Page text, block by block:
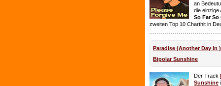
an
die einzige
So Far So
zweiten Top 10 Charthit in
Paradise (Another Day In
Bipolar Sunshine
Der Track
Sunshine